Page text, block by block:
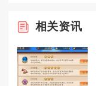
相关资讯